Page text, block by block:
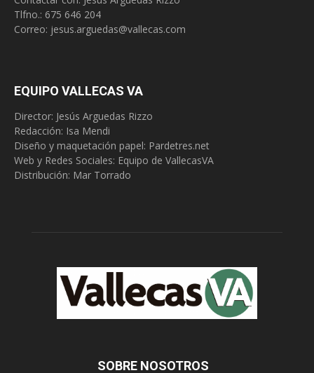
Tlfno.: 675 646 204
Correo: jesus.arguedas@vallecas.com
EQUIPO VALLECAS VA
Director: Jesús Arguedas Rizzo
Redacción: Isa Mendi
Diseño y maquetación papel: Pardetres.net
Web y Redes Sociales: Equipo de VallecasVA
Distribución: Mar Torrado
SOBRE NOSOTROS